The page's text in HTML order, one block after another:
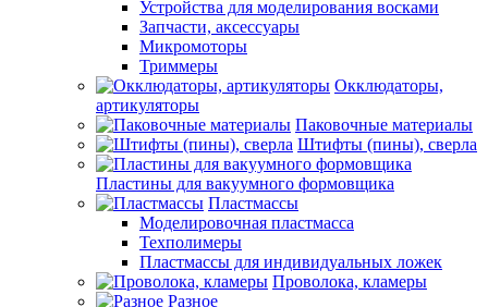
Устройства для моделирования восками
Запчасти, аксессуары
Микромоторы
Триммеры
Окклюдаторы,
артикуляторы
Паковочные материалы
Штифты (пины), сверла
Пластины для вакуумного формовщика
Пластмассы
Моделировочная пластмасса
Техполимеры
Пластмассы для индивидуальных ложек
Проволока, кламеры
Разное